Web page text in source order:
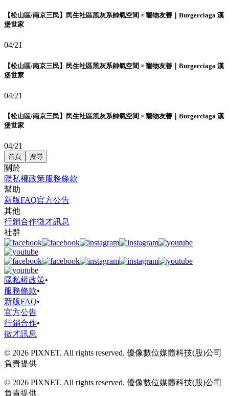
【松山區/南京三民】民生社區黑灰系帥氣空間 × 寵物友善｜Burgerciaga 漢
堡世家
04/21
【松山區/南京三民】民生社區黑灰系帥氣空間 × 寵物友善｜Burgerciaga 漢
堡世家
04/21
【松山區/南京三民】民生社區黑灰系帥氣空間 × 寵物友善｜Burgerciaga 漢
堡世家
04/21
首頁 搜尋
關於
隱私權政策服務條款
幫助
新版FAQ官方公告
其他
行銷合作徵才訊息
社群
隱私權政策•
服務條款•
新版FAQ•
官方公告
行銷合作•
徵才訊息
© 2026 PIXNET. All rights reserved. 優像數位媒體科技(股)公司
負責提供
© 2026 PIXNET. All rights reserved. 優像數位媒體科技(股)公司
負責提供